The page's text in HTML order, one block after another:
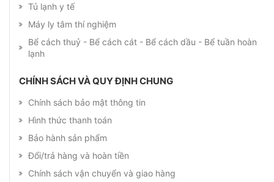
Tủ lạnh y tế
Máy ly tâm thí nghiệm
Bể cách thuỷ - Bể cách cát - Bể cách dầu - Bể tuần hoàn
lạnh
CHÍNH SÁCH VÀ QUY ĐỊNH CHUNG
Chính sách bảo mật thông tin
Hình thức thanh toán
Bảo hành sản phẩm
Đổi/trả hàng và hoàn tiền
Chính sách vận chuyển và giao hàng